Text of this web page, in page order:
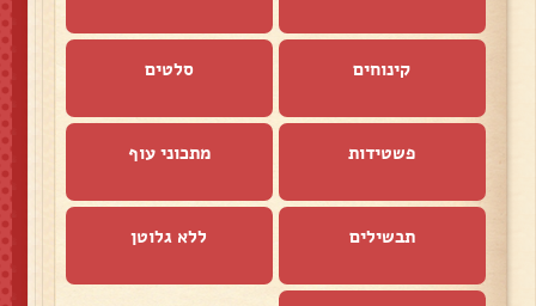
קינוחים סלטים
פשטידות מתכוני עוף
תבשילים ללא גלוטן